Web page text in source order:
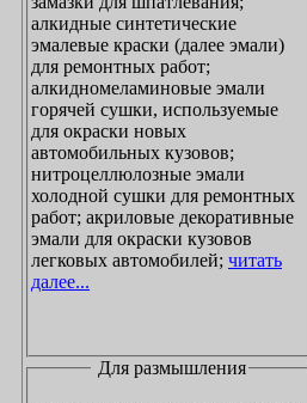
алкидные синтетические
эмалевые краски (далее эмали)
для ремонтных работ;
алкидномеламиновые эмали
горячей сушки, используемые
для окраски новых
автомобильных кузовов;
нитроцеллюлозные эмали
холодной сушки для ремонтных
работ; акриловые декоративные
эмали для окраски кузовов
легковых автомобилей; читать
далее...
Для размышления